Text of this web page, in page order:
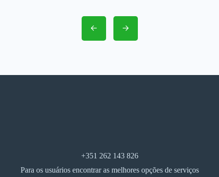
+351 262 143 826
Para os usuários encontrar as melhores opções de serviços